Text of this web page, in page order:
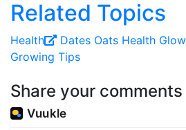
Related Topics
Health Dates Oats Health
Growing Tips
Share your comments